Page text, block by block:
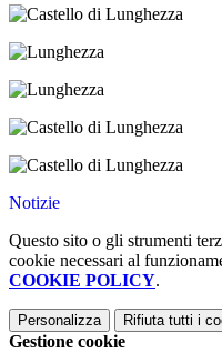
Notizie
Questo sito o gli strumenti
cookie necessari al
COOKIE POLICY.
Personalizza Rifiuta tutti i
Gestione cookie